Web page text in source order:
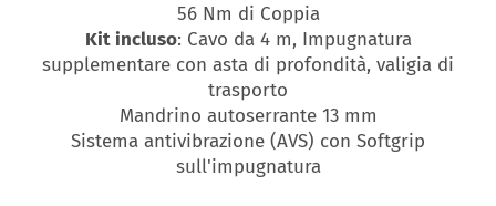
56 Nm di Coppia
Kit incluso: Cavo da 4 m, Impugnatura
supplementare con asta di profondità, valigia di
trasporto
Mandrino autoserrante 13 mm
Sistema antivibrazione (AVS) con Softgrip
sull'impugnatura